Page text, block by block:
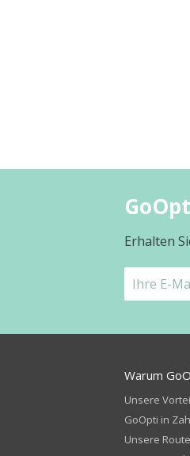
Erhalten
Warum
Unsere
GoOpti in
Unsere